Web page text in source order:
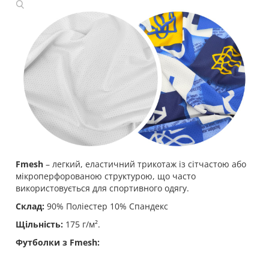
Fmesh – легкий, еластичний трикотаж із сітчастою або
мікроперфорованою структурою, що часто
використовується для спортивного одягу.
Склад: 90% Поліестер 10% Спандекс
Щільність: 175 г/м².
Футболки з Fmesh: